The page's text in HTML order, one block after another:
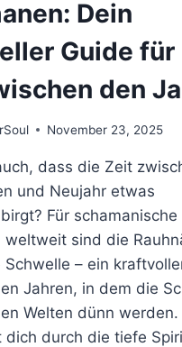
Dein
Guide für
den
November 23, 2025
dass die Zeit
und Neujahr etwas
Für schamanische
weltweit sind die
Schwelle – ein
Jahren, in dem die
Welten dünn werden.
dich durch die tiefe